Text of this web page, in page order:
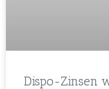
Dispo-Zinsen